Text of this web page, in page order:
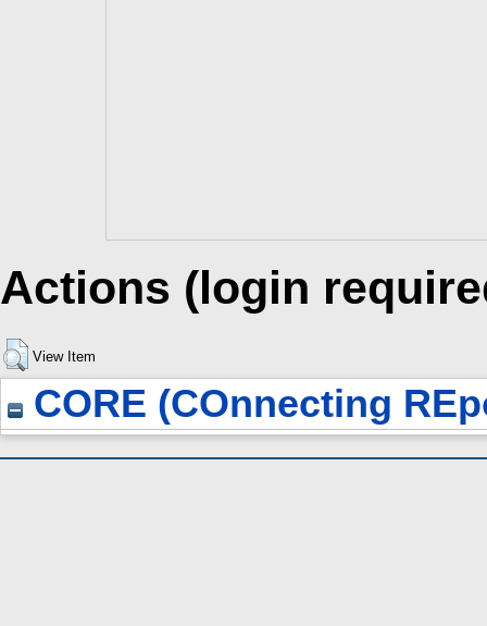
Actions (login
View Item
CORE (COnnecting